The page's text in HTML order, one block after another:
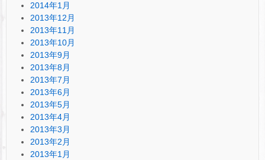
2014年1月
2013年12月
2013年11月
2013年10月
2013年9月
2013年8月
2013年7月
2013年6月
2013年5月
2013年4月
2013年3月
2013年2月
2013年1月